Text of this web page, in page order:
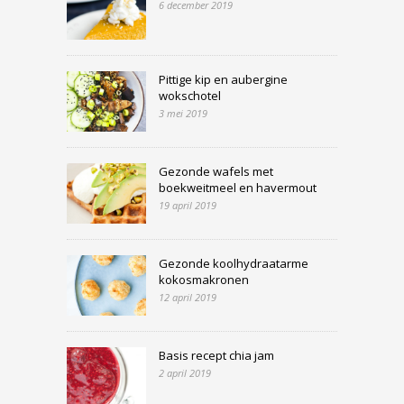
6 december 2019
Pittige kip en aubergine
wokschotel
3 mei 2019
Gezonde wafels met
boekweitmeel en havermout
19 april 2019
Gezonde koolhydraatarme
kokosmakronen
12 april 2019
Basis recept chia jam
2 april 2019